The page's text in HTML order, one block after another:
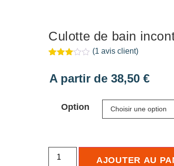
Culotte de bain
sur 5
basé
client
(1 avis client)
A partir de 38,50 €
Option
AJOUTER AU